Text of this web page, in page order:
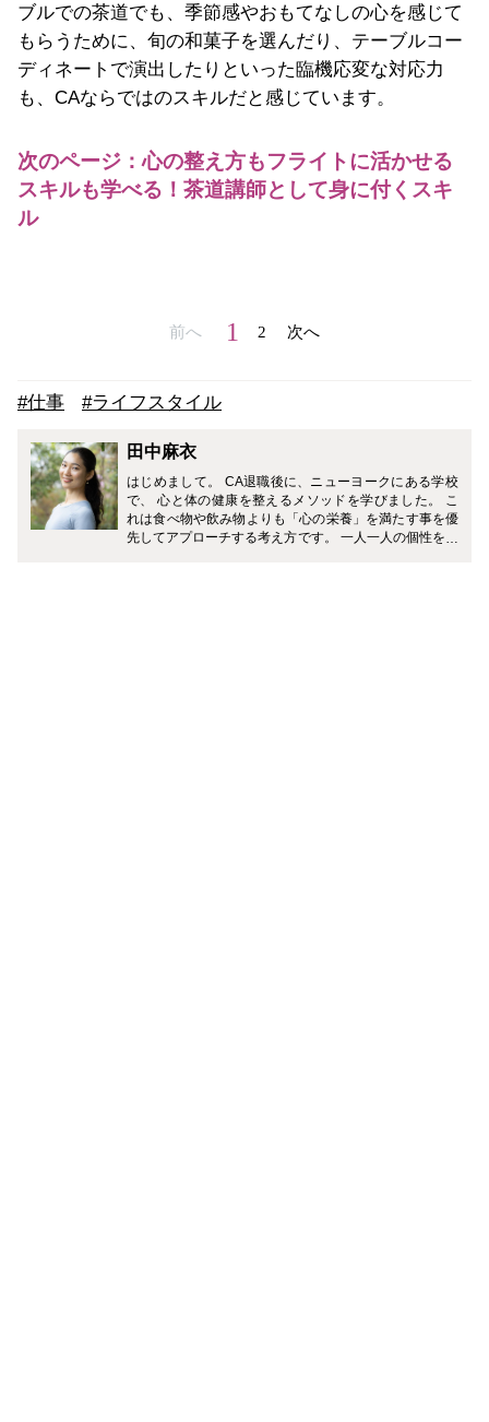
ブルでの茶道でも、季節感やおもてなしの心を感じて
もらうために、旬の和菓子を選んだり、テーブルコー
ディネートで演出したりといった臨機応変な対応力
も、CAならではのスキルだと感じています。
次のページ：心の整え方もフライトに活かせる
スキルも学べる！茶道講師として身に付くスキ
ル
前へ 1 2 次へ
#仕事 #ライフスタイル
田中麻衣
はじめまして。 CA退職後に、ニューヨークにある学校
で、 心と体の健康を整えるメソッドを学びました。 こ
れは食べ物や飲み物よりも「心の栄養」を満たす事を優
先してアプローチする考え方です。 一人一人の個性を尊